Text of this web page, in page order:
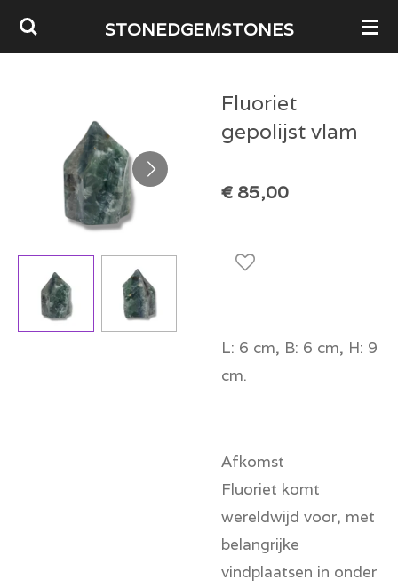
Ga
direct
hoofdinhoud
STONEDGEMSTONES
Fluoriet
gepolijst vlam
€ 85,00
L: 6 cm, B: 6 cm, H: 9
cm.
Afkomst
Fluoriet komt
wereldwijd voor, met
belangrijke
vindplaatsen in onder